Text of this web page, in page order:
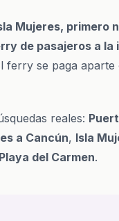
Mujeres,
de pasajeros a la
ferry se paga
reales:
a Cancún, Isla
del Carmen.